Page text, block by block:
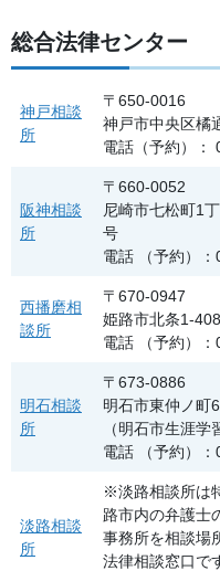
総合法律センター
神戸相談
所
〒650-0016
神戸市中央区橘
電話（予約）：
阪神相談
所
〒660-0052
尼崎市七松町1
号
電話 （予約）
西播磨相
談所
〒670-0947
姫路市北条1-
電話 （予約）
明石相談
所
〒673-0886
明石市東仲ノ
（明石市生涯学
電話 （予約）
淡路相談
所
※淡路相談所は
路市内の弁護士
事務所を相談場
法律相談窓口で